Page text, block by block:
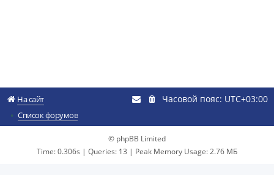
На сайт
Список форумов
Часовой пояс: UTC+03:00
© phpBB Limited
Time: 0.306s | Queries: 13 | Peak Memory Usage: 2.76 МБ